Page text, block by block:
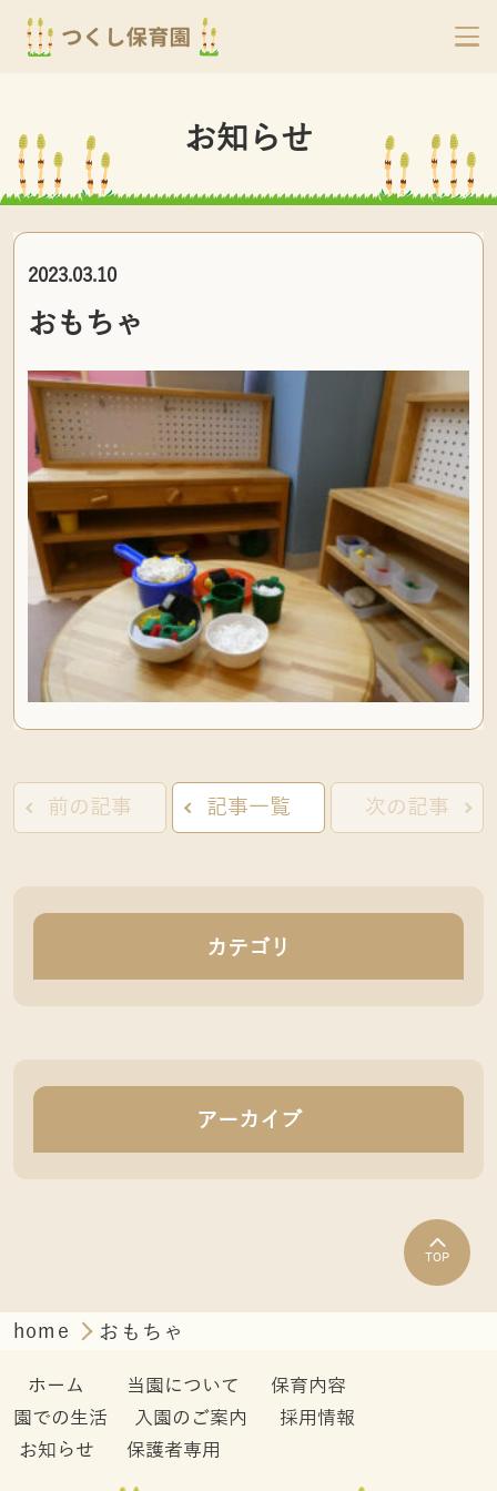
お知らせ
2023.03.10
おもちゃ
前の記事 記事一覧 次の記事
カテゴリ
アーカイブ
TOP
home おもちゃ
ホーム 当園について
保育内容
園での生活
入園のご案内
採用情報
お知らせ
保護者専用